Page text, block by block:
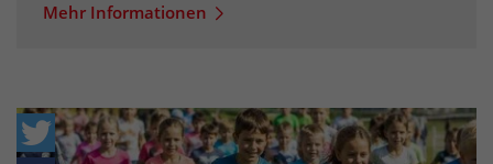
Mehr Informationen